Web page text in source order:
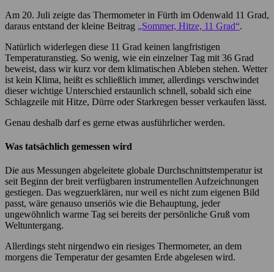
Am 20. Juli zeigte das Thermometer in Fürth im Odenwald 11 Grad,
daraus entstand der kleine Beitrag „Sommer, Hitze, 11 Grad“.
Natürlich widerlegen diese 11 Grad keinen langfristigen
Temperaturanstieg. So wenig, wie ein einzelner Tag mit 36 Grad
beweist, dass wir kurz vor dem klimatischen Ableben stehen. Wetter
ist kein Klima, heißt es schließlich immer, allerdings verschwindet
dieser wichtige Unterschied erstaunlich schnell, sobald sich eine
Schlagzeile mit Hitze, Dürre oder Starkregen besser verkaufen lässt.
Genau deshalb darf es gerne etwas ausführlicher werden.
Was tatsächlich gemessen wird
Die aus Messungen abgeleitete globale Durchschnittstemperatur ist
seit Beginn der breit verfügbaren instrumentellen Aufzeichnungen
gestiegen. Das wegzuerklären, nur weil es nicht zum eigenen Bild
passt, wäre genauso unseriös wie die Behauptung, jeder
ungewöhnlich warme Tag sei bereits der persönliche Gruß vom
Weltuntergang.
Allerdings steht nirgendwo ein riesiges Thermometer, an dem
morgens die Temperatur der gesamten Erde abgelesen wird.